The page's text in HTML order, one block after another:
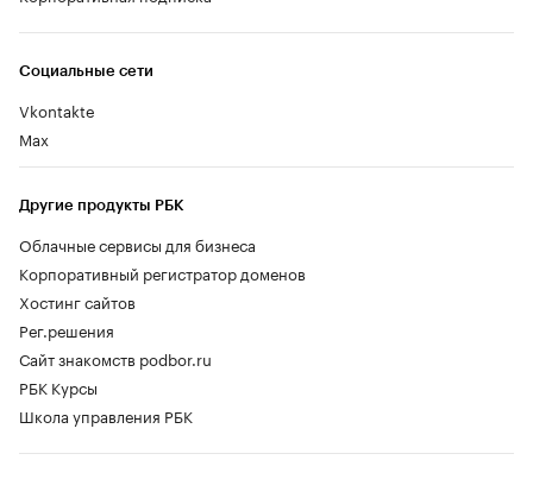
Социальные сети
Vkontakte
Max
Другие продукты РБК
Облачные сервисы для бизнеса
Корпоративный регистратор доменов
Хостинг сайтов
Рег.решения
Сайт знакомств podbor.ru
РБК Курсы
Школа управления РБК